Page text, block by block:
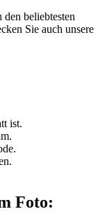
beliebtesten
Sie auch unsere
ist.
Foto: